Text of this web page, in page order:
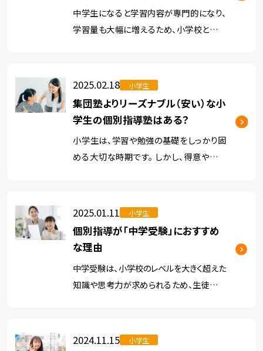
中学生になると学習内容が専門的になり、
学習量も大幅に増えるため、小学校とは異
た」という生徒であっても、中学校ではしっ
2025.02.18 小学生
集団塾よりリーズナブル（安い）な小
学生の個別指導塾はある？
小学生は、学習や勉強の基礎をしっかり固
める大切な時期です。 しかし、得意や不得
部分も出てきます。 だからこそ、そんな時に
2025.01.11 小学生
個別指導が「中学受験」におすすめ
な理由
中学受験は、小学校のレベルを大きく超えた
知識や思考力が求められるため、生徒本人
なくありません。 近年は、中高一貫校や私立
2024.11.15 小学生